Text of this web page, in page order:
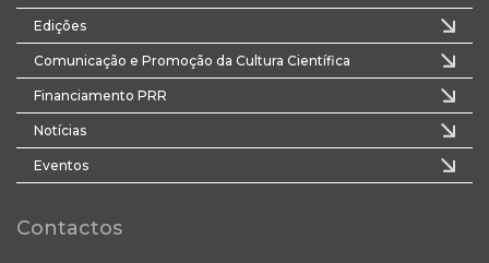
Edições
Comunicação e Promoção da Cultura Científica
Financiamento PRR
Notícias
Eventos
Contactos